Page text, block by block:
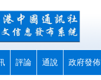
評論 通說 政府發佈